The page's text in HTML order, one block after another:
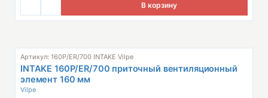
В корзину
Артикул: 160P/ER/700 INTAKE Vilpe
INTAKE 160P/ER/700 приточный вентиляционный
элемент 160 мм
Vilpe